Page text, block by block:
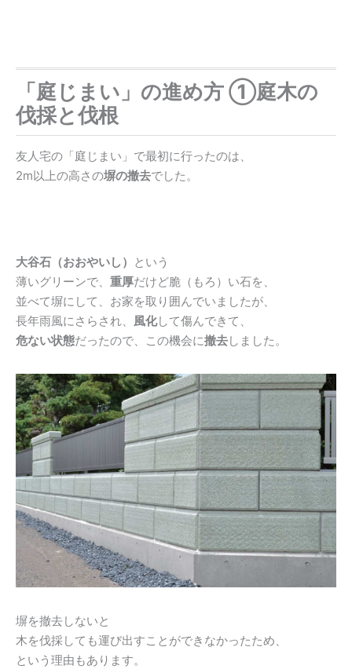
「庭じまい」の進め方 ①庭木の
伐採と伐根
友人宅の「庭じまい」で最初に行ったのは、
2m以上の高さの塀の撤去でした。
大谷石（おおやいし） という
薄いグリーンで、 重厚だけど脆（もろ）い石を、
並べて塀にして、お家を取り囲んでいましたが、
長年雨風にさらされ、 風化して傷んできて、
危ない状態だったので、この機会に撤去しました。
塀を撤去しないと
木を伐採しても運び出すことができなかったため、
という理由もあります。